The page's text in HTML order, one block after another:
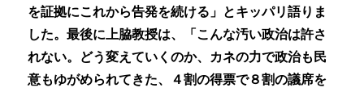
を証拠にこれから告発を続ける」とキッパリ語りま
した。最後に上脇教授は、「こんな汚い政治は許さ
れない。どう変えていくのか、カネの力で政治も民
意もゆがめられてきた、４割の得票で８割の議席を